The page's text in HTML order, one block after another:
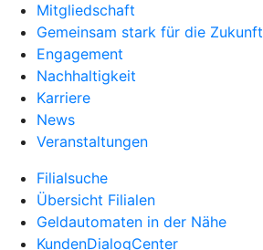
Mitgliedschaft
Gemeinsam stark für die Zukunft
Engagement
Nachhaltigkeit
Karriere
News
Veranstaltungen
Filialsuche
Übersicht Filialen
Geldautomaten in der Nähe
KundenDialogCenter